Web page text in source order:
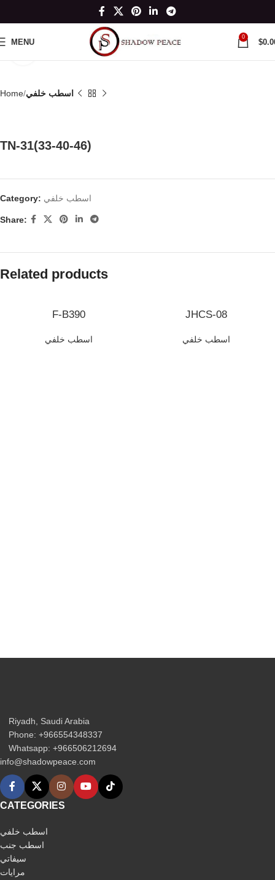
MENU
0
$
Click to enlarge
Home اسطب خلفي
TN-31(33-40-46)
Category: اسطب خلفي
Share:
Related products
F-B390
اسطب خلفي
JHCS-08
اسطب خلفي
Riyadh, Saudi Arabia
Phone: +966554348337
Whatsapp: +966506212694‬
info@shadowpeace.com
CATEGORIES
اسطب خلفي
اسطب جنب
سيفاتي
مرايات